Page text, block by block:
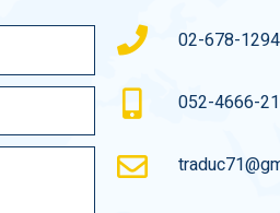
02-678-1294
052-4666-